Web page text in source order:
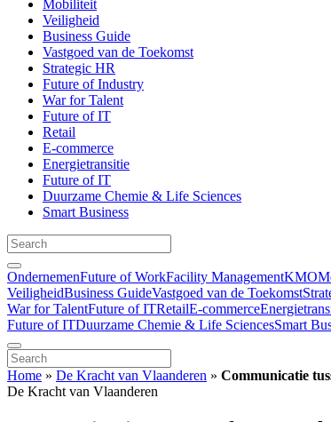
Mobiliteit
Veiligheid
Business Guide
Vastgoed van de Toekomst
Strategic HR
Future of Industry
War for Talent
Future of IT
Retail
E-commerce
Energietransitie
Future of IT
Duurzame Chemie & Life Sciences
Smart Business
OndernemenFuture of WorkFacility ManagementKMO
VeiligheidBusiness GuideVastgoed van de Toekomst
War for TalentFuture of ITRetailE-commerce
Future of ITDuurzame Chemie & Life SciencesSmart
Home » De Kracht van Vlaanderen » Communicatie
De Kracht van Vlaanderen